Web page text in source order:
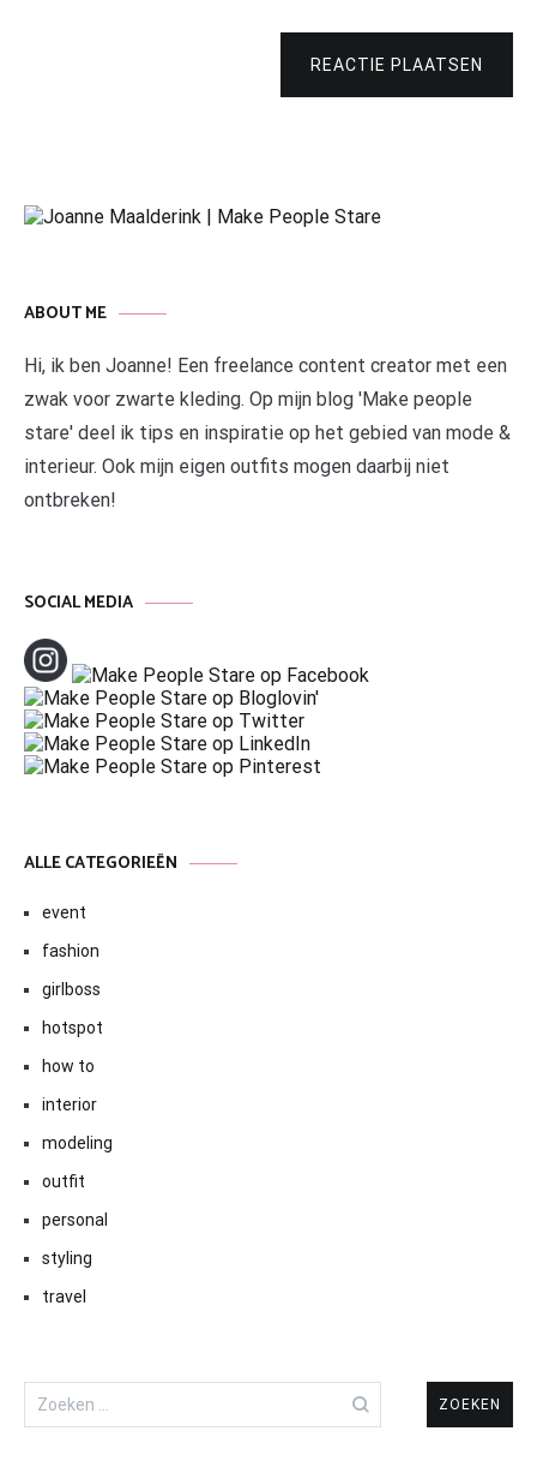
REACTIE PLAATSEN
ABOUT ME
Hi, ik ben Joanne! Een freelance content creator met een
zwak voor zwarte kleding. Op mijn blog 'Make people
stare' deel ik tips en inspiratie op het gebied van mode &
interieur. Ook mijn eigen outfits mogen daarbij niet
ontbreken!
SOCIAL MEDIA
ALLE CATEGORIEËN
event
fashion
girlboss
hotspot
how to
interior
modeling
outfit
personal
styling
travel
Zoeken
naar: